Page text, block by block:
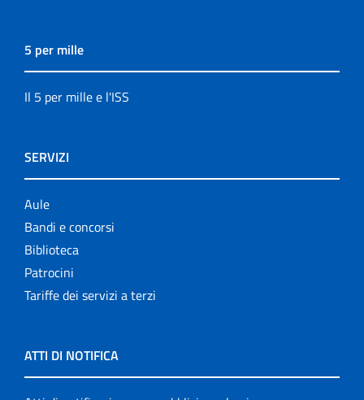
5 per mille
Il 5 per mille e l'ISS
SERVIZI
Aule
Bandi e concorsi
Biblioteca
Patrocini
Tariffe dei servizi a terzi
ATTI DI NOTIFICA